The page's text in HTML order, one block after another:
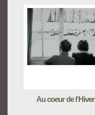
Au coeur de l'Hiver